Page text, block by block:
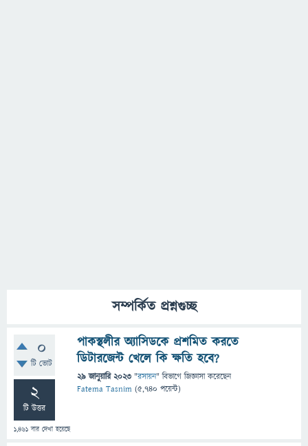
সম্পর্কিত প্রশ্নগুচ্ছ
0
টি ভোট
2
টি উত্তর
1,461 বার দেখা হয়েছে
পাকস্থলীর অ্যাসিডকে প্রশমিত করতে
ডিটারজেন্ট খেলে কি ক্ষতি হবে?
29 জানুয়ারি 2023 "রসায়ন" বিভাগে জিজ্ঞাসাকরেছেন
Fatema Tasnim (5,740 পয়েন্ট)